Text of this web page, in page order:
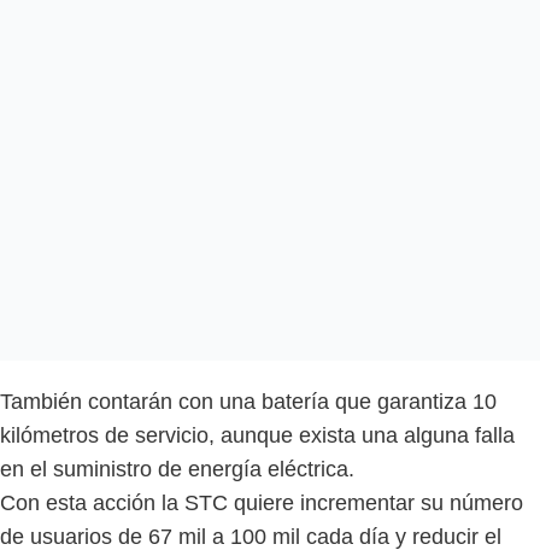
También contarán con una batería que garantiza 10
kilómetros de servicio, aunque exista una alguna falla
en el suministro de energía eléctrica.
Con esta acción la STC quiere incrementar su número
de usuarios de 67 mil a 100 mil cada día y reducir el